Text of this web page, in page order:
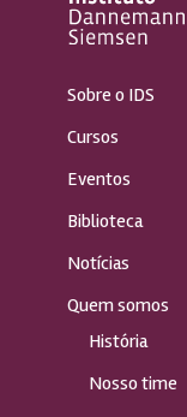
Sobre o IDS
Cursos
Eventos
Biblioteca
Notícias
Quem somos
História
Nosso time